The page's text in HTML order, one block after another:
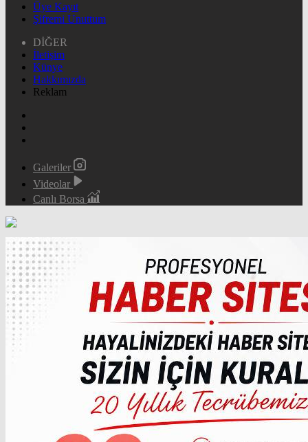
Üye Kayıt
Şifremi Unuttum
DİĞER
İletişim
Künye
Hakkımızda
Reklam
Galeriler
Videolar
Canlı Borsa